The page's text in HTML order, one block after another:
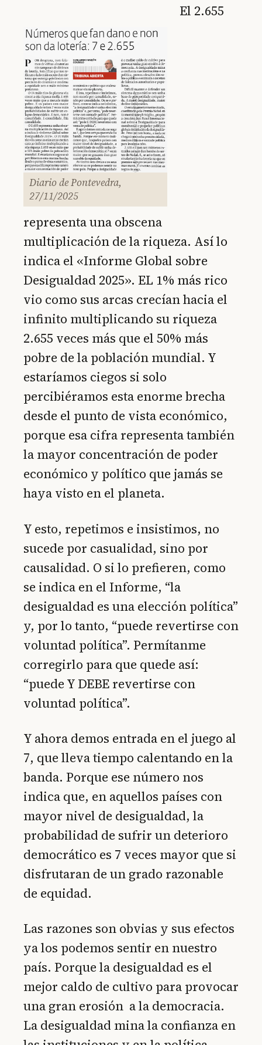
Diario de Pontevedra,
27/11/2025
El 2.655
representa una obscena
multiplicación de la riqueza. Así lo
indica el «Informe Global sobre
Desigualdad 2025». EL 1% más rico
vio como sus arcas crecían hacia el
infinito multiplicando su riqueza
2.655 veces más que el 50% más
pobre de la población mundial. Y
estaríamos ciegos si solo
percibiéramos esta enorme brecha
desde el punto de vista económico,
porque esa cifra representa también
la mayor concentración de poder
económico y político que jamás se
haya visto en el planeta.
Y esto, repetimos e insistimos, no
sucede por casualidad, sino por
causalidad. O si lo prefieren, como
se indica en el Informe, “la
desigualdad es una elección política”
y, por lo tanto, “puede revertirse con
voluntad política”. Permítanme
corregirlo para que quede así:
“puede Y DEBE revertirse con
voluntad política”.
Y ahora demos entrada en el juego al
7, que lleva tiempo calentando en la
banda. Porque ese número nos
indica que, en aquellos países con
mayor nivel de desigualdad, la
probabilidad de sufrir un deterioro
democrático es 7 veces mayor que si
disfrutaran de un grado razonable
de equidad.
Las razones son obvias y sus efectos
ya los podemos sentir en nuestro
país. Porque la desigualdad es el
mejor caldo de cultivo para provocar
una gran erosión a la democracia.
La desigualdad mina la confianza en